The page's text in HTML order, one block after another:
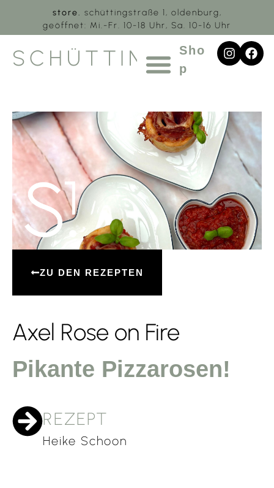
store. schüttingstraße 1, oldenburg,
geöffnet: Mi.-Fr. 10-18 Uhr, Sa. 10-16 Uhr
SCHÜTTING.1Sho
p
ZU DEN REZEPTEN
Axel Rose on Fire
Pikante Pizzarosen!
REZEPT
Heike Schoon